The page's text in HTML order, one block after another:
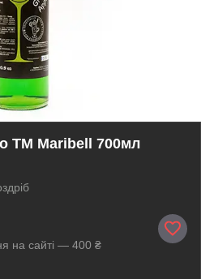
ТМ Maribell 700мл
на сайті — 400 ₴